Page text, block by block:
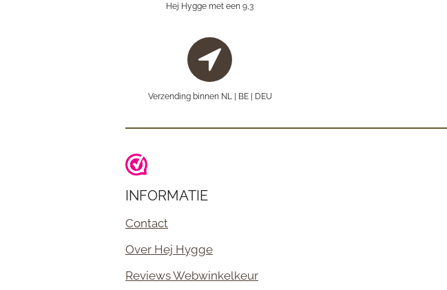
Hej Hygge met een 9,3
Verzending binnen NL | BE | DEU
INFORMATIE
Contact
Over Hej Hygge
Reviews Webwinkelkeur